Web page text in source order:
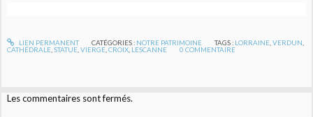
LIEN PERMANENT CATÉGORIES : NOTRE PATRIMOINE TAGS : LORRAINE,VERDUN,
CATHÉDRALE,STATUE,VIERGE,CROIX, LESCANNE 0 COMMENTAIRE
Les commentaires sont fermés.